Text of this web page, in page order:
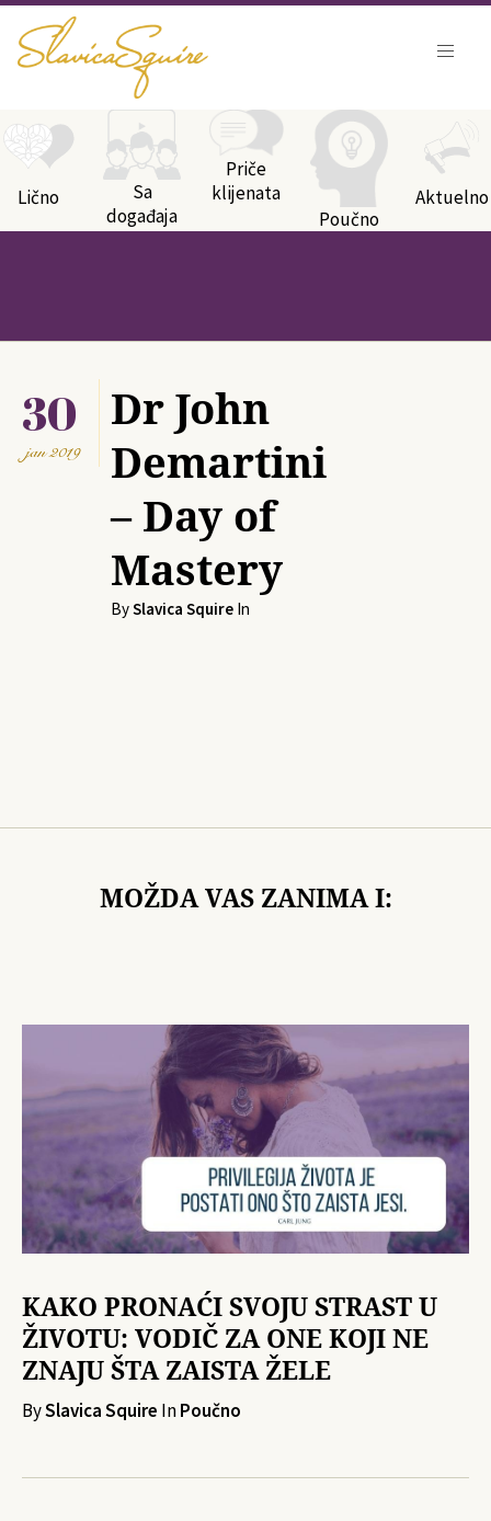
Kategorije bloga
Lično
Sa
događaja
Priče
klijenata
Poučno
Aktuelno
30
jan2019
Dr John
Demartini
– Day of
Mastery
BySlavica Squire In
MOŽDA VAS ZANIMA I:
KAKO PRONAĆI SVOJU STRAST U
ŽIVOTU: VODIČ ZA ONE KOJI NE
ZNAJU ŠTA ZAISTA ŽELE
BySlavica Squire InPoučno